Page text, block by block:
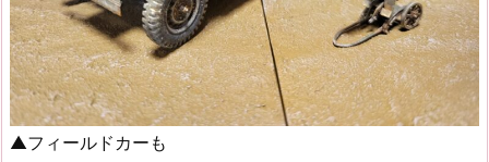
▲フィールドカーも